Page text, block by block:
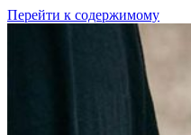
Перейти к содержимому